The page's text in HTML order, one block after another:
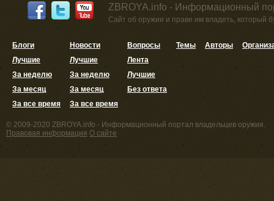
ZBROYA.info - Информационный
Сайт об оружии и праве им владеть, который
Блоги
Лучшие
За неделю
За месяц
За все время
Новости
Лучшие
За неделю
За месяц
За все время
Вопросы
Лента
Лучшие
Без ответа
Темы Авторы
© 2009-2020 ZBROYA.info - Информационный портал владельцев оружия.
Правовая информация О сайте